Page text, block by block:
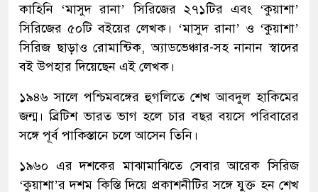
কাহিনি ‘মাসুদ রানা’ সিরিজের ২৭১টির এবং ‘কুয়াশা’
সিরিজের ৫০টি বইয়ের লেখক। ‘মাসুদ রানা’ ও ‘কুয়াশা’
সিরিজ ছাড়াও রোমান্টিক, অ্যাডভেঞ্চার-সহ নানান স্বাদের
বই উপহার দিয়েছেন এই লেখক।
১৯৪৬ সালে পশ্চিমবঙ্গের হুগলিতে শেখ আবদুল হাকিমের
জন্ম। ব্রিটিশ ভারত ভাগ হলে চার বছর বয়সে পরিবারের
সঙ্গে পূর্ব পাকিস্তানে চলে আসেন তিনি।
১৯৬০ এর দশকের মাঝামাঝিতে সেবার আরেক সিরিজ
‘কুয়াশা’র দশম কিস্তি দিয়ে প্রকাশনীটির সঙ্গে যুক্ত হন শেখ